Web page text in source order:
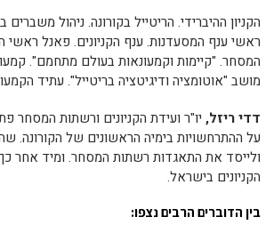
הקניון ההיברידי. הריטייל בקורונה. ניהול
ראשי ענף המסעדנות. ענף הקניונים. פאנל
המסחר. "קיימות וקמעונאות בעולם מתחמם".
מושב "אוטומציה ודיגיטציה בריטייל". עתיד
דדי ריזל, יו"ר ועידת הקניונים ורשתות המסחר
על ההתרחשויות בימיה הראשונים של הקורונה.
ולייסד את התאגדות רשתות המסחר. ומיד אחר
הקניונים בישראל.
בין הדוברים הרבים נצפו: